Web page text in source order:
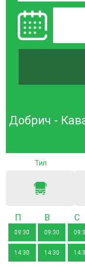
Добрич -
Тип
Понеделник
09:30
14:30
Вторник
09:30
14:30